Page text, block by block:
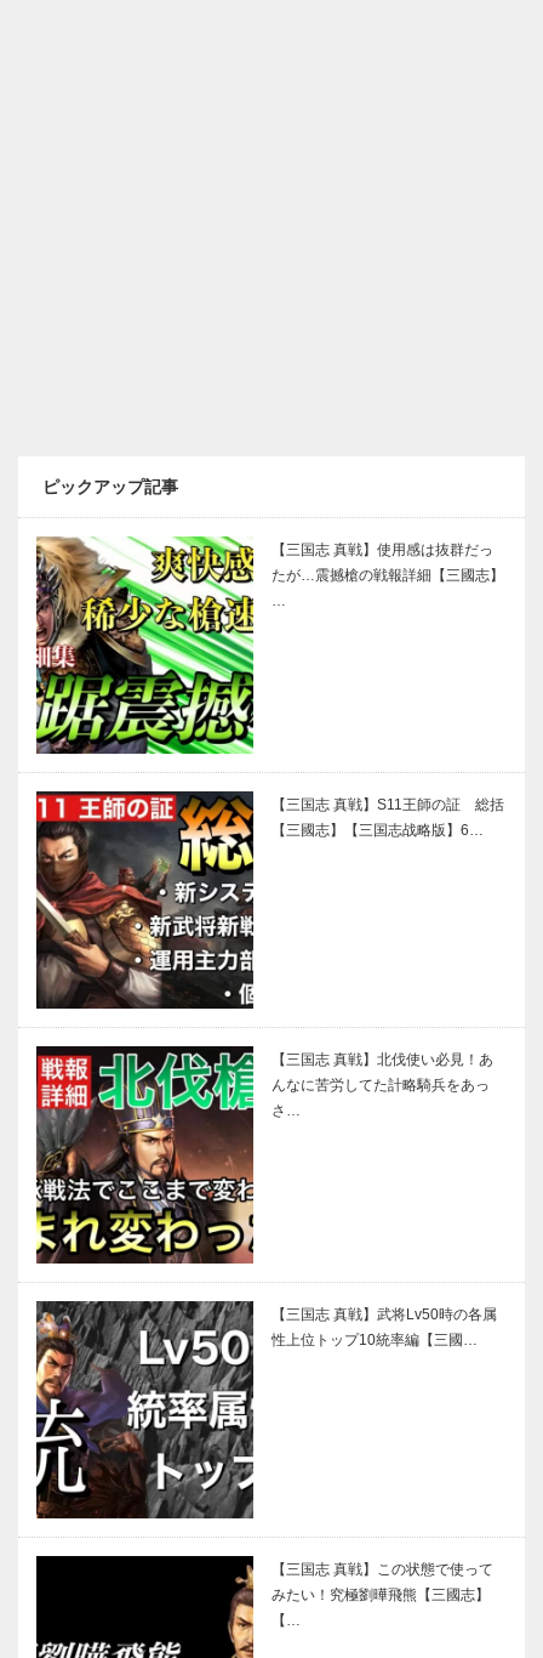
ピックアップ記事
【三国志 真戦】使用感は抜群だっ
たが…震撼槍の戦報詳細【三國志】
…
【三国志 真戦】S11王師の証 総括
【三國志】【三国志战略版】6…
【三国志 真戦】北伐使い必見！あ
んなに苦労してた計略騎兵をあっ
さ…
【三国志 真戦】武将Lv50時の各属
性上位トップ10統率編【三國…
【三国志 真戦】この状態で使って
みたい！究極劉曄飛熊【三國志】
【…